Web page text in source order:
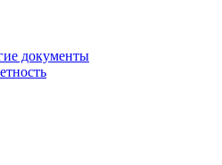
документы